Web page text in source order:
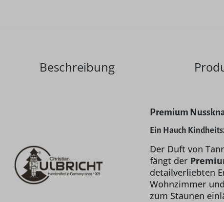
Beschreibung
Premium
Ein Hauch
Der Duft von
fängt der
detailverliebten
Wohnzimmer
zum Staunen